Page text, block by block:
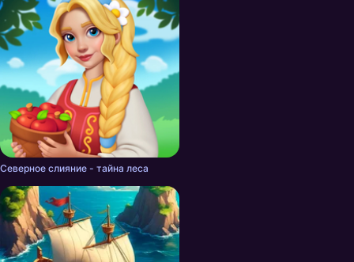
Северное слияние - тайна леса